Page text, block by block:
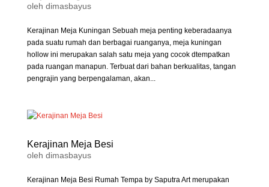
oleh dimasbayus
Kerajinan Meja Kuningan Sebuah meja penting keberadaanya
pada suatu rumah dan berbagai ruanganya, meja kuningan
hollow ini merupakan salah satu meja yang cocok dtempatkan
pada ruangan manapun. Terbuat dari bahan berkualitas, tangan
pengrajin yang berpengalaman, akan...
Kerajinan Meja Besi
oleh dimasbayus
Kerajinan Meja Besi Rumah Tempa by Saputra Art merupakan